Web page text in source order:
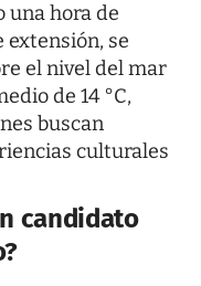
una hora de
extensión, se
el nivel del mar
de 14 °C,
buscan
culturales
candidato